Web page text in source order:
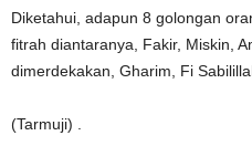
Diketahui, adapun 8 golongan
fitrah diantaranya, Fakir, Miskin,
dimerdekakan, Gharim, Fi
(Tarmuji) .